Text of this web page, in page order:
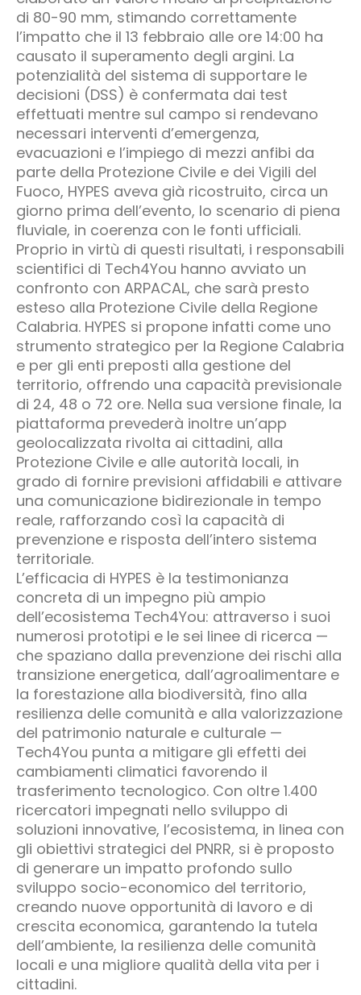
di 80-90 mm, stimando correttamente
l’impatto che il 13 febbraio alle ore 14:00 ha
causato il superamento degli argini. La
potenzialità del sistema di supportare le
decisioni (DSS) è confermata dai test
effettuati mentre sul campo si rendevano
necessari interventi d’emergenza,
evacuazioni e l’impiego di mezzi anfibi da
parte della Protezione Civile e dei Vigili del
Fuoco, HYPES aveva già ricostruito, circa un
giorno prima dell’evento, lo scenario di piena
fluviale, in coerenza con le fonti ufficiali.
Proprio in virtù di questi risultati, i responsabili
scientifici di Tech4You hanno avviato un
confronto con ARPACAL, che sarà presto
esteso alla Protezione Civile della Regione
Calabria. HYPES si propone infatti come uno
strumento strategico per la Regione Calabria
e per gli enti preposti alla gestione del
territorio, offrendo una capacità previsionale
di 24, 48 o 72 ore. Nella sua versione finale, la
piattaforma prevederà inoltre un’app
geolocalizzata rivolta ai cittadini, alla
Protezione Civile e alle autorità locali, in
grado di fornire previsioni affidabili e attivare
una comunicazione bidirezionale in tempo
reale, rafforzando così la capacità di
prevenzione e risposta dell’intero sistema
territoriale.
L’efficacia di HYPES è la testimonianza
concreta di un impegno più ampio
dell’ecosistema Tech4You: attraverso i suoi
numerosi prototipi e le sei linee di ricerca —
che spaziano dalla prevenzione dei rischi alla
transizione energetica, dall’agroalimentare e
la forestazione alla biodiversità, fino alla
resilienza delle comunità e alla valorizzazione
del patrimonio naturale e culturale —
Tech4You punta a mitigare gli effetti dei
cambiamenti climatici favorendo il
trasferimento tecnologico. Con oltre 1.400
ricercatori impegnati nello sviluppo di
soluzioni innovative, l’ecosistema, in linea con
gli obiettivi strategici del PNRR, si è proposto
di generare un impatto profondo sullo
sviluppo socio-economico del territorio,
creando nuove opportunità di lavoro e di
crescita economica, garantendo la tutela
dell’ambiente, la resilienza delle comunità
locali e una migliore qualità della vita per i
cittadini.